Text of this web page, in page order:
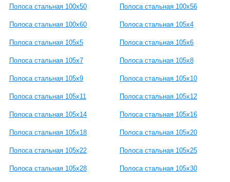
Полоса стальная 100x50 Полоса стальная 100x56
Полоса стальная 100x60 Полоса стальная 105x4
Полоса стальная 105x5 Полоса стальная 105x6
Полоса стальная 105x7 Полоса стальная 105x8
Полоса стальная 105x9 Полоса стальная 105x10
Полоса стальная 105x11 Полоса стальная 105x12
Полоса стальная 105x14 Полоса стальная 105x16
Полоса стальная 105x18 Полоса стальная 105x20
Полоса стальная 105x22 Полоса стальная 105x25
Полоса стальная 105x28 Полоса стальная 105x30